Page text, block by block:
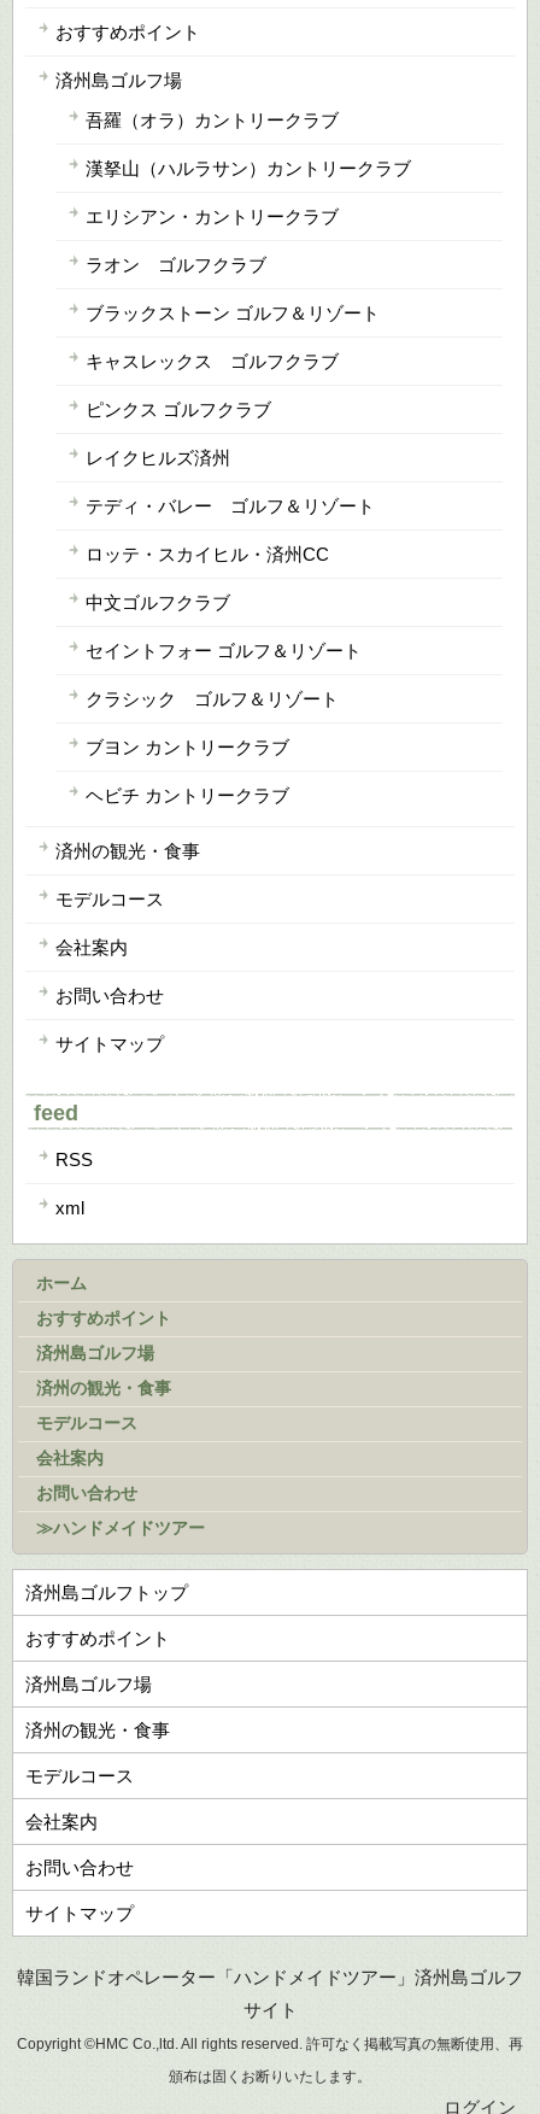
おすすめポイント
済州島ゴルフ場
吾羅（オラ）カントリークラブ
漢拏山（ハルラサン）カントリークラブ
エリシアン・カントリークラブ
ラオン ゴルフクラブ
ブラックストーン ゴルフ＆リゾート
キャスレックス ゴルフクラブ
ピンクス ゴルフクラブ
レイクヒルズ済州
テディ・バレー ゴルフ＆リゾート
ロッテ・スカイヒル・済州CC
中文ゴルフクラブ
セイントフォー ゴルフ＆リゾート
クラシック ゴルフ＆リゾート
ブヨン カントリークラブ
ヘビチ カントリークラブ
済州の観光・食事
モデルコース
会社案内
お問い合わせ
サイトマップ
feed
RSS
xml
ホーム
おすすめポイント
済州島ゴルフ場
済州の観光・食事
モデルコース
会社案内
お問い合わせ
≫ハンドメイドツアー
済州島ゴルフトップ
おすすめポイント
済州島ゴルフ場
済州の観光・食事
モデルコース
会社案内
お問い合わせ
サイトマップ
韓国ランドオペレーター「ハンドメイドツアー」済州島ゴルフ
サイト
Copyright ©HMC Co.,ltd. All rights reserved. 許可なく掲載写真の無断使用、再
頒布は固くお断りいたします。
ログイン